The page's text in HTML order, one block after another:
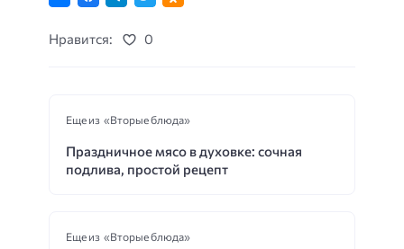
Нравится: 0
Еще из «Вторые блюда»
Праздничное мясо в духовке: сочная
подлива, простой рецепт
Еще из «Вторые блюда»